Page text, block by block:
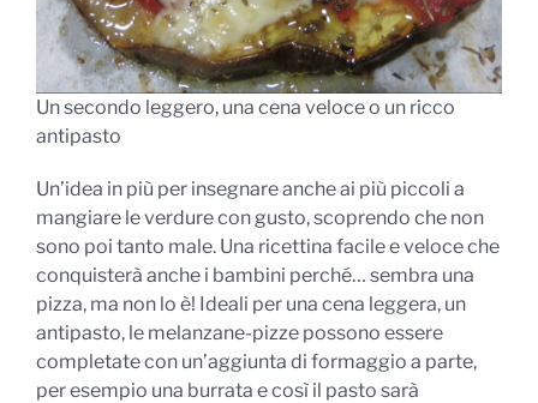
Un secondo leggero, una cena veloce o un ricco
antipasto
Un’idea in più per insegnare anche ai più piccoli a
mangiare le verdure con gusto, scoprendo che non
sono poi tanto male. Una ricettina facile e veloce che
conquisterà anche i bambini perché… sembra una
pizza, ma non lo è! Ideali per una cena leggera, un
antipasto, le melanzane-pizze possono essere
completate con un’aggiunta di formaggio a parte,
per esempio una burrata e così il pasto sarà